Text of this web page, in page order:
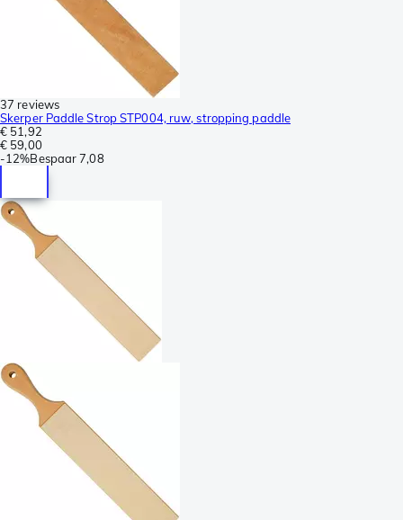
37 reviews
Skerper Paddle Strop STP004, ruw, stropping paddle
€ 51,92
€ 59,00
-12%Bespaar 7,08